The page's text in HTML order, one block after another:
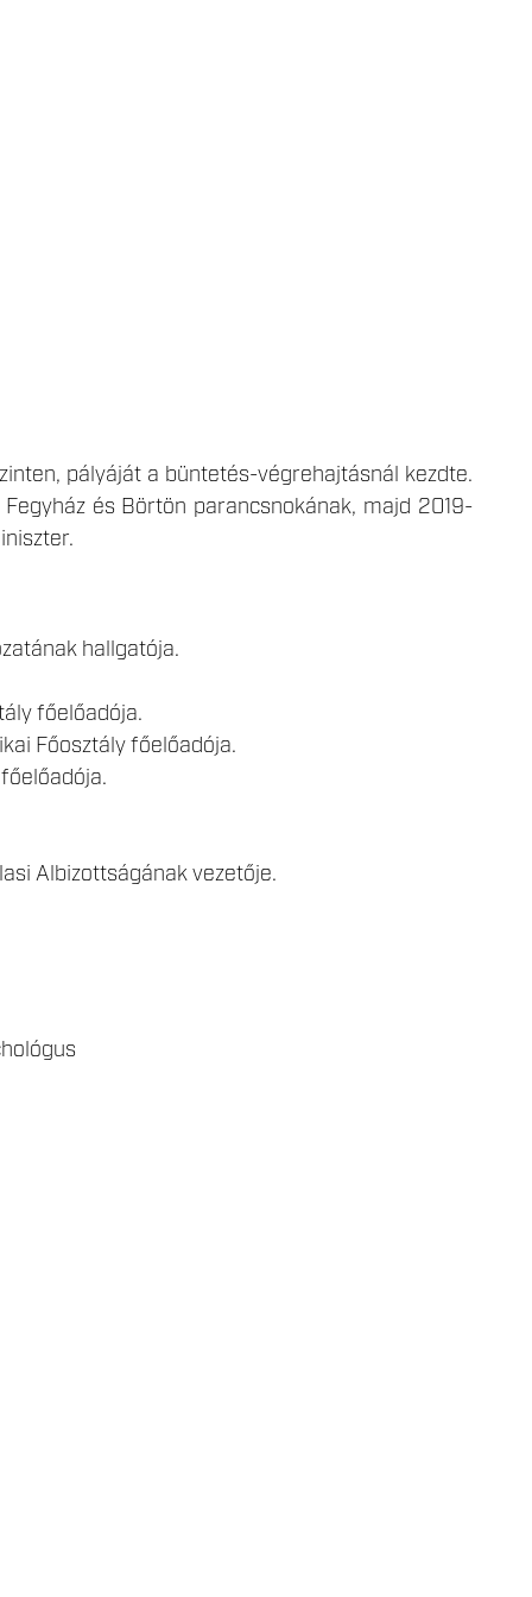
pályáját a büntetés-végrehajtásnál kezdte.
és Börtön parancsnokának, majd 2019-
hallgatója.
főelőadója.
Főosztály főelőadója.
Albizottságának vezetője.